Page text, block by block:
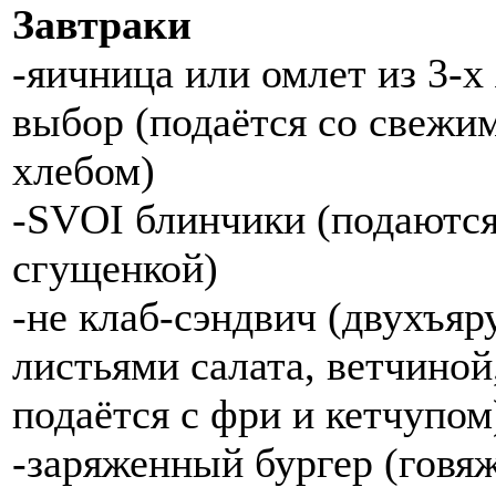
Завтраки
-яичница или омлет из 3-
выбор (подаётся со
хлебом)
-SVOI блинчики
сгущенкой)
-не клаб-сэндвич
листьями салата,
подаётся с фри и
-заряженный бургер